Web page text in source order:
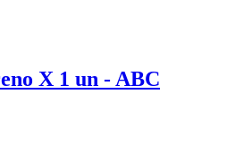
X 1 un - ABC